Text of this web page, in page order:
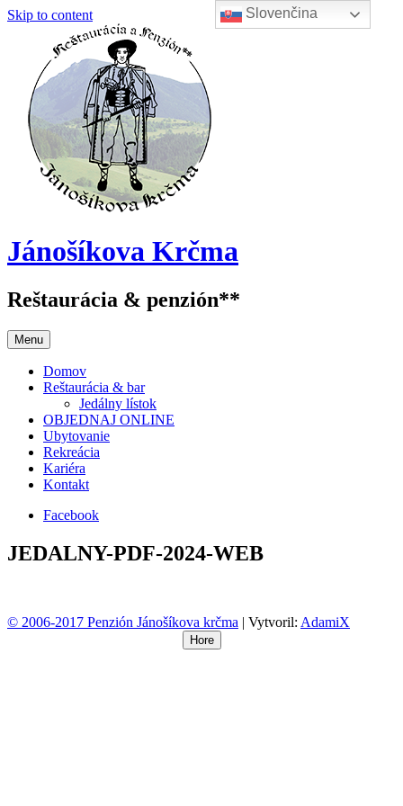
Skip to content
Jánošíkova Krčma
Reštaurácia & penzión**
Menu
Domov
Reštaurácia & bar
Jedálny lístok
OBJEDNAJ ONLINE
Ubytovanie
Rekreácia
Kariéra
Kontakt
Facebook
JEDALNY-PDF-2024-WEB
© 2006-2017 Penzión Jánošíkova krčma | Vytvoril: AdamiX
Hore
Slovenčina